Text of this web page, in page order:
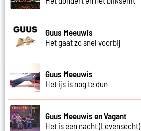
Guus Meeuwis
Het gaat zo snel voorbij
Guus Meeuwis
Het ijs is nog te dun
Guus Meeuwis en Vagant
Het is een nacht (Levensecht)